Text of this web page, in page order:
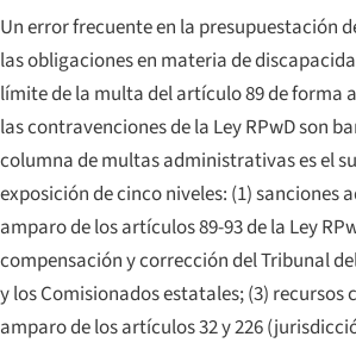
Un error frecuente en la presupuestación
las obligaciones en materia de
límite de la multa del artículo 89 de forma
las contravenciones de la Ley RPwD son
columna de multas administrativas es el
exposición de cinco niveles: (1) sanciones
amparo de los artículos 89-93 de la Ley
compensación y corrección del Tribunal
y los Comisionados estatales; (3)
amparo de los artículos 32 y 226